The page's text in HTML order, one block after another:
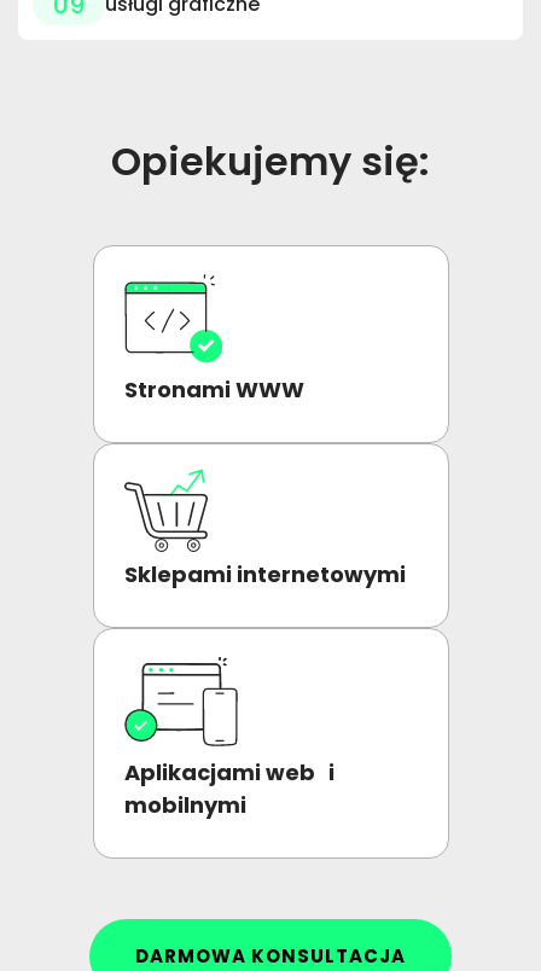
Opiekujemy się:
Stronami WWW
Sklepami internetowymi
Aplikacjami web i
mobilnymi
DARMOWA KONSULTACJA